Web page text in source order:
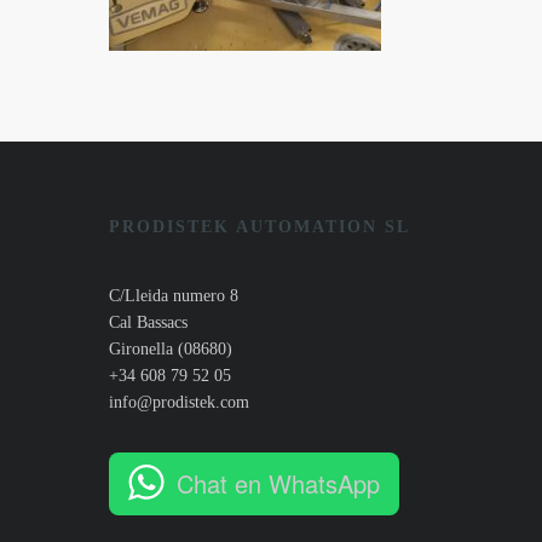
PRODISTEK AUTOMATION SL
C/Lleida numero 8
Cal Bassacs
Gironella (08680)
+34 608 79 52 05
info@prodistek.com
Chat en WhatsApp